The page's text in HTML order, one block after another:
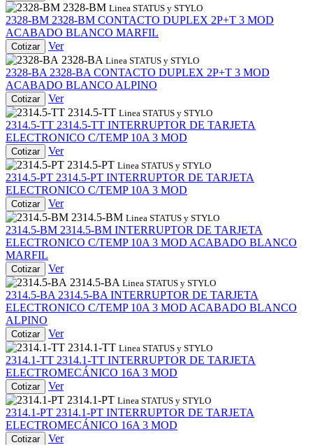
2328-BM Linea STATUS y STYLO
2328-BM 2328-BM CONTACTO DUPLEX 2P+T 3 MOD
ACABADO BLANCO MARFIL
Cotizar
Ver
2328-BA Linea STATUS y STYLO
2328-BA 2328-BA CONTACTO DUPLEX 2P+T 3 MOD
ACABADO BLANCO ALPINO
Cotizar
Ver
2314.5-TT Linea STATUS y STYLO
2314.5-TT 2314.5-TT INTERRUPTOR DE TARJETA
ELECTRONICO C/TEMP 10A 3 MOD
Cotizar
Ver
2314.5-PT Linea STATUS y STYLO
2314.5-PT 2314.5-PT INTERRUPTOR DE TARJETA
ELECTRONICO C/TEMP 10A 3 MOD
Cotizar
Ver
2314.5-BM Linea STATUS y STYLO
2314.5-BM 2314.5-BM INTERRUPTOR DE TARJETA
ELECTRONICO C/TEMP 10A 3 MOD ACABADO BLANCO
MARFIL
Cotizar
Ver
2314.5-BA Linea STATUS y STYLO
2314.5-BA 2314.5-BA INTERRUPTOR DE TARJETA
ELECTRONICO C/TEMP 10A 3 MOD ACABADO BLANCO
ALPINO
Cotizar
Ver
2314.1-TT Linea STATUS y STYLO
2314.1-TT 2314.1-TT INTERRUPTOR DE TARJETA
ELECTROMECÁNICO 16A 3 MOD
Cotizar
Ver
2314.1-PT Linea STATUS y STYLO
2314.1-PT 2314.1-PT INTERRUPTOR DE TARJETA
ELECTROMECÁNICO 16A 3 MOD
Cotizar
Ver